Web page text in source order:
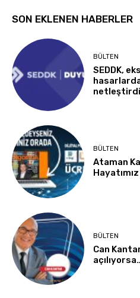
SON EKLENEN HABERLER
BÜLTEN
SEDDK,
netleştirdi
BÜLTEN
Ataman
BÜLTEN
Can